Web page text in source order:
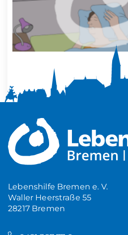
Mehr Ruhe zuhause
5,00€
Lebenshilfe Bremen e. V.
Waller Heerstraße 55
28217 Bremen